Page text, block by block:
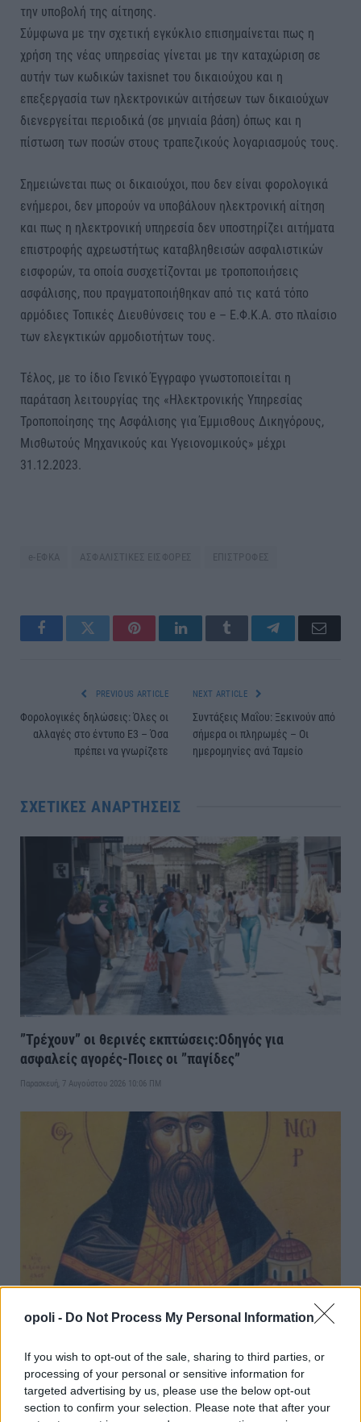
opoli - Do Not Process My Personal Information
If you wish to opt-out of the sale, sharing to third parties, or
processing of your personal or sensitive information for
targeted advertising by us, please use the below opt-out
section to confirm your selection. Please note that after your
την υποβολή της αίτησης.
Σύμφωνα με την σχετική εγκύκλιο επισημαίνεται πως η
χρήση της νέας υπηρεσίας γίνεται με την καταχώριση σε
αυτήν των κωδικών taxisnet του δικαιούχου και η
επεξεργασία των ηλεκτρονικών αιτήσεων των δικαιούχων
διενεργείται περιοδικά (σε μηνιαία βάση) όπως και η
πίστωση των ποσών στους τραπεζικούς λογαριασμούς τους.
Σημειώνεται πως οι δικαιούχοι, που δεν είναι φορολογικά
ενήμεροι, δεν μπορούν να υποβάλουν ηλεκτρονική αίτηση
και πως η ηλεκτρονική υπηρεσία δεν υποστηρίζει αιτήματα
επιστροφής αχρεωστήτως καταβληθεισών ασφαλιστικών
εισφορών, τα οποία συσχετίζονται με τροποποιήσεις
ασφάλισης, που πραγματοποιήθηκαν από τις κατά τόπο
αρμόδιες Τοπικές Διευθύνσεις του e – Ε.Φ.Κ.Α. στο πλαίσιο
των ελεγκτικών αρμοδιοτήτων τους.
Τέλος, με το ίδιο Γενικό Έγγραφο γνωστοποιείται η
παράταση λειτουργίας της «Ηλεκτρονικής Υπηρεσίας
Τροποποίησης της Ασφάλισης για Έμμισθους Δικηγόρους,
Μισθωτούς Μηχανικούς και Υγειονομικούς» μέχρι
31.12.2023.
e-ΕΦΚΑ ΑΣΦΑΛΙΣΤΙΚΕΣ ΕΙΣΦΟΡΕΣ ΕΠΙΣΤΡΟΦΕΣ
FacebookTwitter PinterestLinkedInTumblr TelegramEmail
PREVIOUS ARTICLE
Φορολογικές δηλώσεις: Όλες οι
αλλαγές στο έντυπο Ε3 – Όσα
πρέπει να γνωρίζετε
NEXT ARTICLE
Συντάξεις Μαΐου: Ξεκινούν από
σήμερα οι πληρωμές – Οι
ημερομηνίες ανά Ταμείο
ΣΧΕΤΙΚΈΣ ΑΝΑΡΤΉΣΕΙΣ
”Τρέχουν” οι θερινές εκπτώσεις:Οδηγός για
ασφαλείς αγορές-Ποιες οι ”παγίδες”
Παρασκευή, 7 Αυγούστου 2026 10:06 ΠΜ
Εορτολόγιο:Ποιοι γιορτάζουν σήμερα 7 Αυγούστου